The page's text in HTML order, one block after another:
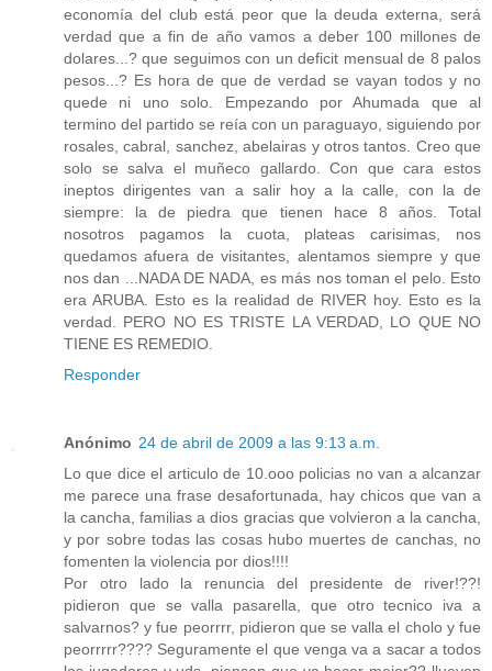
economía del club está peor que la deuda externa, será
verdad que a fin de año vamos a deber 100 millones de
dolares...? que seguimos con un deficit mensual de 8 palos
pesos...? Es hora de que de verdad se vayan todos y no
quede ni uno solo. Empezando por Ahumada que al
termino del partido se reía con un paraguayo, siguiendo por
rosales, cabral, sanchez, abelairas y otros tantos. Creo que
solo se salva el muñeco gallardo. Con que cara estos
ineptos dirigentes van a salir hoy a la calle, con la de
siempre: la de piedra que tienen hace 8 años. Total
nosotros pagamos la cuota, plateas carisimas, nos
quedamos afuera de visitantes, alentamos siempre y que
nos dan ...NADA DE NADA, es más nos toman el pelo. Esto
era ARUBA. Esto es la realidad de RIVER hoy. Esto es la
verdad. PERO NO ES TRISTE LA VERDAD, LO QUE NO
TIENE ES REMEDIO.
Responder
Anónimo 24 de abril de 2009 a las 9:13 a.m.
Lo que dice el articulo de 10.ooo policias no van a alcanzar
me parece una frase desafortunada, hay chicos que van a
la cancha, familias a dios gracias que volvieron a la cancha,
y por sobre todas las cosas hubo muertes de canchas, no
fomenten la violencia por dios!!!!
Por otro lado la renuncia del presidente de river!??!
pidieron que se valla pasarella, que otro tecnico iva a
salvarnos? y fue peorrrr, pidieron que se valla el cholo y fue
peorrrrr???? Seguramente el que venga va a sacar a todos